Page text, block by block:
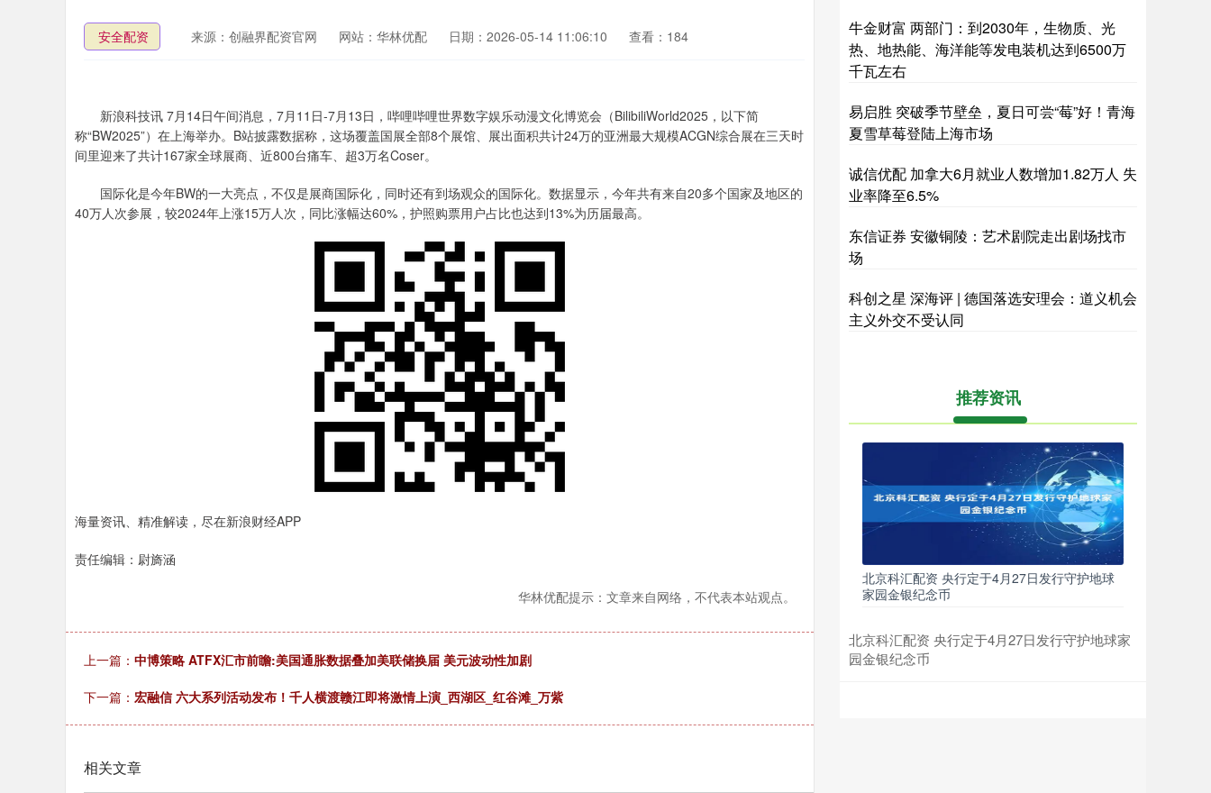
安全配资 来源：创融界配资官网 网站：华林优配 日期：2026-05-14 11:06:10 查看：184
新浪科技讯 7月14日午间消息，7月11日-7月13日，哔哩哔哩世界数字娱乐动漫文化博览会（BilibiliWorld2025，以下简
称“BW2025”）在上海举办。B站披露数据称，这场覆盖国展全部8个展馆、展出面积共计24万的亚洲最大规模ACGN综合展在三天时
间里迎来了共计167家全球展商、近800台痛车、超3万名Coser。
国际化是今年BW的一大亮点，不仅是展商国际化，同时还有到场观众的国际化。数据显示，今年共有来自20多个国家及地区的
40万人次参展，较2024年上涨15万人次，同比涨幅达60%，护照购票用户占比也达到13%为历届最高。
海量资讯、精准解读，尽在新浪财经APP
责任编辑：尉旖涵
华林优配提示：文章来自网络，不代表本站观点。
上一篇： 中博策略 ATFX汇市前瞻:美国通胀数据叠加美联储换届 美元波动性加剧
下一篇： 宏融信 六大系列活动发布！千人横渡赣江即将激情上演_西湖区_红谷滩_万紫
相关文章
牛金财富 两部门：到2030年，生物质、光
热、地热能、海洋能等发电装机达到6500万
千瓦左右
易启胜 突破季节壁垒，夏日可尝“莓”好！青海
夏雪草莓登陆上海市场
诚信优配 加拿大6月就业人数增加1.82万人 失
业率降至6.5%
东信证券 安徽铜陵：艺术剧院走出剧场找市
场
科创之星 深海评 | 德国落选安理会：道义机会
主义外交不受认同
推荐资讯
北京科汇配资 央行定于4月27日发行守护地球
家园金银纪念币
北京科汇配资 央行定于4月27日发行守护地球家
园金银纪念币